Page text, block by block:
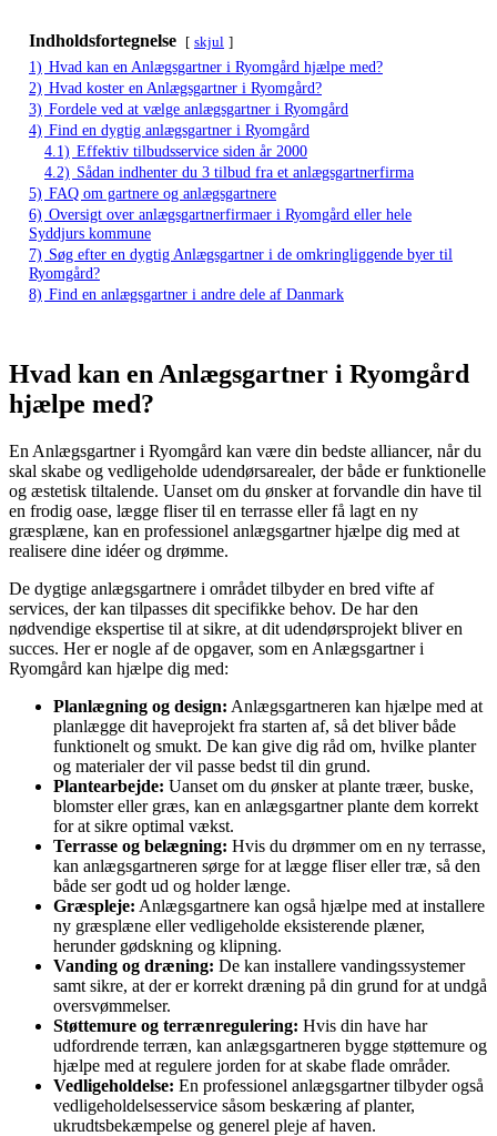
Indholdsfortegnelse skjul
1) Hvad kan en Anlægsgartner i Ryomgård hjælpe med?
2) Hvad koster en Anlægsgartner i Ryomgård?
3) Fordele ved at vælge anlægsgartner i Ryomgård
4) Find en dygtig anlægsgartner i Ryomgård
4.1) Effektiv tilbudsservice siden år 2000
4.2) Sådan indhenter du 3 tilbud fra et anlægsgartnerfirma
5) FAQ om gartnere og anlægsgartnere
6) Oversigt over anlægsgartnerfirmaer i Ryomgård eller hele
Syddjurs kommune
7) Søg efter en dygtig Anlægsgartner i de omkringliggende byer til
Ryomgård?
8) Find en anlægsgartner i andre dele af Danmark
Hvad kan en Anlægsgartner i Ryomgård
hjælpe med?
En Anlægsgartner i Ryomgård kan være din bedste alliancer, når du
skal skabe og vedligeholde udendørsarealer, der både er funktionelle
og æstetisk tiltalende. Uanset om du ønsker at forvandle din have til
en frodig oase, lægge fliser til en terrasse eller få lagt en ny
græsplæne, kan en professionel anlægsgartner hjælpe dig med at
realisere dine idéer og drømme.
De dygtige anlægsgartnere i området tilbyder en bred vifte af
services, der kan tilpasses dit specifikke behov. De har den
nødvendige ekspertise til at sikre, at dit udendørsprojekt bliver en
succes. Her er nogle af de opgaver, som en Anlægsgartner i
Ryomgård kan hjælpe dig med:
Planlægning og design: Anlægsgartneren kan hjælpe med at
planlægge dit haveprojekt fra starten af, så det bliver både
funktionelt og smukt. De kan give dig råd om, hvilke planter
og materialer der vil passe bedst til din grund.
Plantearbejde: Uanset om du ønsker at plante træer, buske,
blomster eller græs, kan en anlægsgartner plante dem korrekt
for at sikre optimal vækst.
Terrasse og belægning: Hvis du drømmer om en ny terrasse,
kan anlægsgartneren sørge for at lægge fliser eller træ, så den
både ser godt ud og holder længe.
Græspleje: Anlægsgartnere kan også hjælpe med at installere
ny græsplæne eller vedligeholde eksisterende plæner,
herunder gødskning og klipning.
Vanding og dræning: De kan installere vandingssystemer
samt sikre, at der er korrekt dræning på din grund for at undgå
oversvømmelser.
Støttemure og terrænregulering: Hvis din have har
udfordrende terræn, kan anlægsgartneren bygge støttemure og
hjælpe med at regulere jorden for at skabe flade områder.
Vedligeholdelse: En professionel anlægsgartner tilbyder også
vedligeholdelsesservice såsom beskæring af planter,
ukrudtsbekæmpelse og generel pleje af haven.